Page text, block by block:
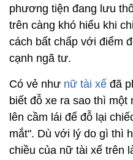
phương tiện đang lưu
trên càng khó hiểu khi
cách bất chấp với điểm
cạnh ngã tư.
Có vẻ như nữ tài xế đã
biết đỗ xe ra sao thì
lên cầm lái để đỗ lại
mắt". Dù với lý do gì thì
chiều của nữ tài xế trên